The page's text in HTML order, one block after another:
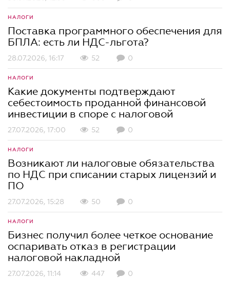
НАЛОГИ
Поставка программного обеспечения для
БПЛА: есть ли НДС-льгота?
28.07.2026, 16:17 52 0
НАЛОГИ
Какие документы подтверждают
себестоимость проданной финансовой
инвестиции в споре с налоговой
27.07.2026, 17:00 52 0
НАЛОГИ
Возникают ли налоговые обязательства
по НДС при списании старых лицензий и
ПО
27.07.2026, 15:28 50 0
НАЛОГИ
Бизнес получил более четкое основание
оспаривать отказ в регистрации
налоговой накладной
27.07.2026, 11:14 447 0